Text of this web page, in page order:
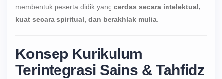
membentuk peserta didik yang cerdas secara intelektual,
kuat secara spiritual, dan berakhlak mulia.
Konsep Kurikulum
Terintegrasi Sains & Tahfidz